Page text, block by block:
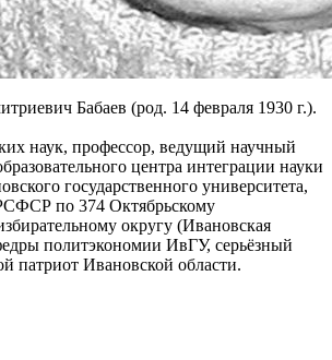
Бабаев (род. 14 февраля 1930 г.).
наук, профессор, ведущий научный
центра интеграции науки
государственного университета,
по 374 Октябрьскому
округу (Ивановская
политэкономии ИвГУ, серьёзный
патриот Ивановской области.